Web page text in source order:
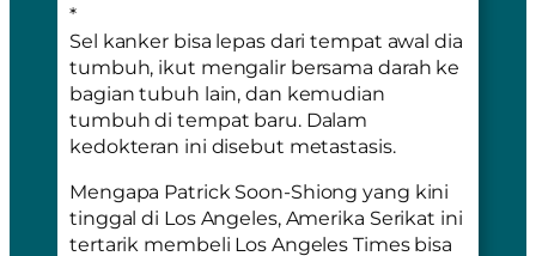
*
Sel kanker bisa lepas dari tempat awal dia
tumbuh, ikut mengalir bersama darah ke
bagian tubuh lain, dan kemudian
tumbuh di tempat baru. Dalam
kedokteran ini disebut metastasis.
Mengapa Patrick Soon-Shiong yang kini
tinggal di Los Angeles, Amerika Serikat ini
tertarik membeli Los Angeles Times bisa